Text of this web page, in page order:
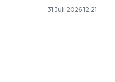
31 Juli 2026 12:21